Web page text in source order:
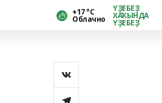
+17 °С
Облачно
ҮҘЕБЕҘ
ХАҠЫНДА
ҮҘЕБЕҘ